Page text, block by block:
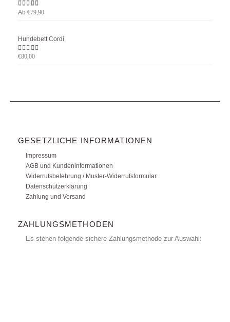
5.00von 5
Ab €79,90
Hundebett Cordi
0von 5
€80,00
GESETZLICHE INFORMATIONEN
Impressum
AGB und Kundeninformationen
Widerrufsbelehrung / Muster-Widerrufsformular
Datenschutzerklärung
Zahlung und Versand
ZAHLUNGSMETHODEN
Es stehen folgende sichere Zahlungsmethode zur Auswahl: